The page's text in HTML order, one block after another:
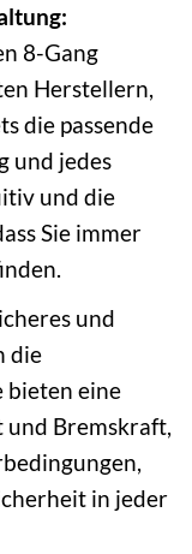
8-Gang
Herstellern,
die passende
und jedes
und die
Sie immer
und
die
bieten eine
und Bremskraft,
in jeder